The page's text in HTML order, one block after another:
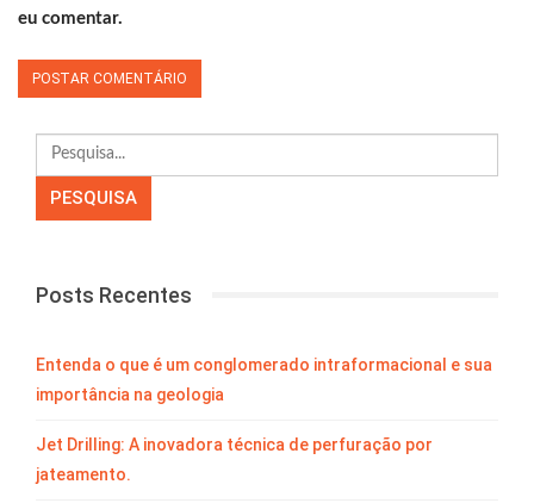
eu comentar.
Posts Recentes
Entenda o que é um conglomerado intraformacional e sua
importância na geologia
Jet Drilling: A inovadora técnica de perfuração por
jateamento.